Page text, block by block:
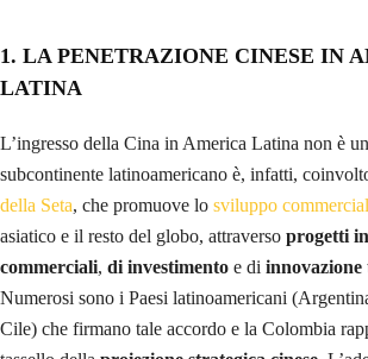
1. LA PENETRAZIONE CINESE IN
LATINA
L’ingresso della Cina in America Latina non è
subcontinente latinoamericano è, infatti,
della Seta, che promuove lo sviluppo
asiatico e il resto del globo, attraverso progetti
commerciali, di investimento e di innovazione
Numerosi sono i Paesi latinoamericani
Cile) che firmano tale accordo e la Colombia